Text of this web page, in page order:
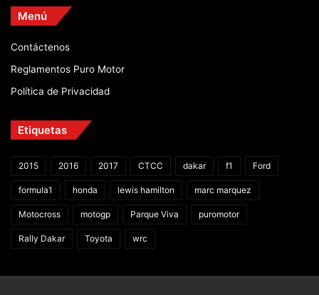
Menú
Contáctenos
Reglamentos Puro Motor
Política de Privacidad
Etiquetas
2015 2016 2017 CTCC dakar f1 Ford
formula1 honda lewis hamilton marc marquez
Motocross motogp Parque Viva puromotor
Rally Dakar Toyota wrc